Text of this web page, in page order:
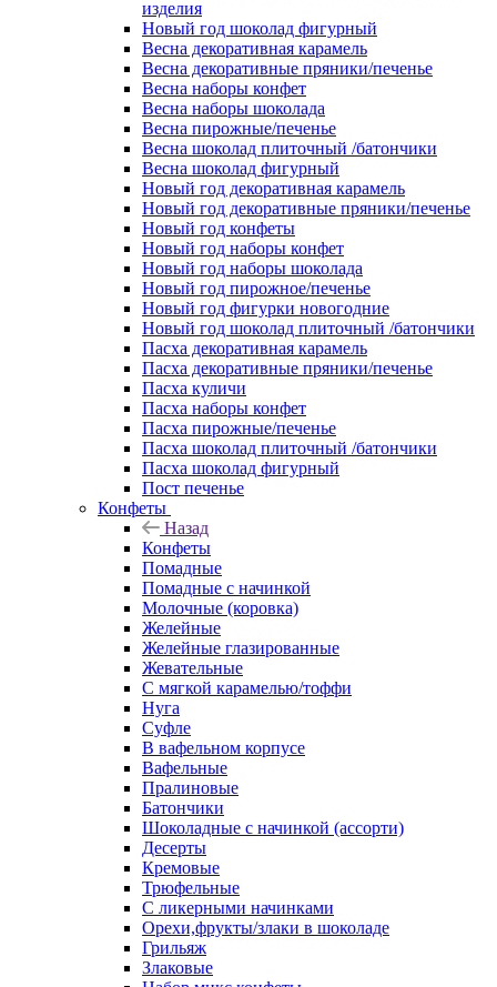
изделия
Новый год шоколад фигурный
Весна декоративная карамель
Весна декоративные пряники/печенье
Весна наборы конфет
Весна наборы шоколада
Весна пирожные/печенье
Весна шоколад плиточный /батончики
Весна шоколад фигурный
Новый год декоративная карамель
Новый год декоративные пряники/печенье
Новый год конфеты
Новый год наборы конфет
Новый год наборы шоколада
Новый год пирожное/печенье
Новый год фигурки новогодние
Новый год шоколад плиточный /батончики
Пасха декоративная карамель
Пасха декоративные пряники/печенье
Пасха куличи
Пасха наборы конфет
Пасха пирожные/печенье
Пасха шоколад плиточный /батончики
Пасха шоколад фигурный
Пост печенье
Конфеты
Назад
Конфеты
Помадные
Помадные с начинкой
Молочные (коровка)
Желейные
Желейные глазированные
Жевательные
С мягкой карамелью/тоффи
Нуга
Суфле
В вафельном корпусе
Вафельные
Пралиновые
Батончики
Шоколадные с начинкой (ассорти)
Десерты
Кремовые
Трюфельные
С ликерными начинками
Орехи,фрукты/злаки в шоколаде
Грильяж
Злаковые